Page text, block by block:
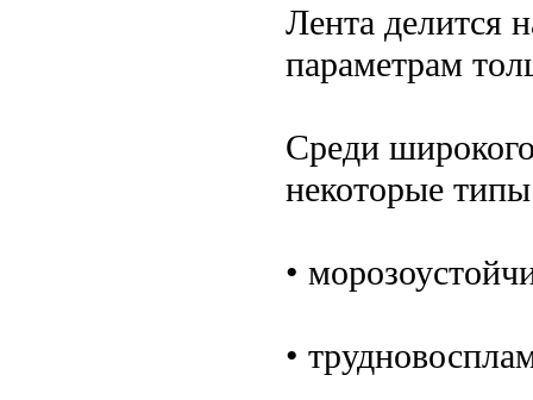
Лента делится
параметрам
Среди
некоторые
•
•